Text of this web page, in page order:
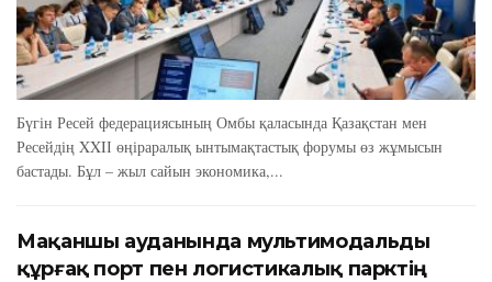
Бүгін Ресей федерациясының Омбы қаласында Қазақстан мен
Ресейдің XXIІ өңіраралық ынтымақтастық форумы өз жұмысын
бастады. Бұл – жыл сайын экономика,...
Мақаншы ауданында мультимодальды
құрғақ порт пен логистикалық парктің